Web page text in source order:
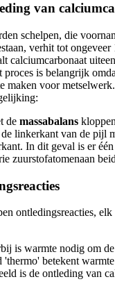
van
schelpen, die
verhit tot ongeveer
calciumcarbonaat
proces is belangrijk
maken voor
de massabalans
linkerkant van de pijl
In dit geval is er
zuurstofatomenaan
ontledingsreacties, elk
is warmte nodig om
betekent
is de ontleding van